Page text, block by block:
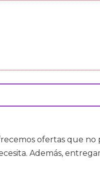
ofertas que no
Además,